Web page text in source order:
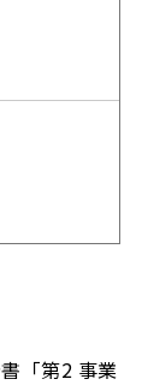
「第2 事業